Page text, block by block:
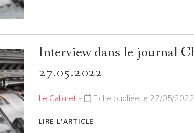
Interview dans le journal
27.05.2022
Le Cabinet- Fiche publiée le 27/05/
LIRE L'ARTICLE